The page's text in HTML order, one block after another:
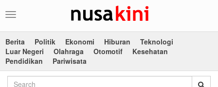
Toggle
Berita
Politik Ekonomi Hiburan
Teknologi
Luar Negeri
Olahraga Otomotif
Kesehatan
Pendidikan
Pariwisata